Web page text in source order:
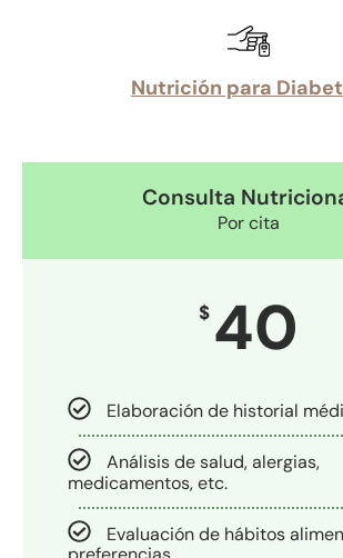
Nutrición para
Consulta
Por cita
$ 40
Elaboración de historial
Análisis de salud, alergias,
medicamentos, etc.
Evaluación de hábitos